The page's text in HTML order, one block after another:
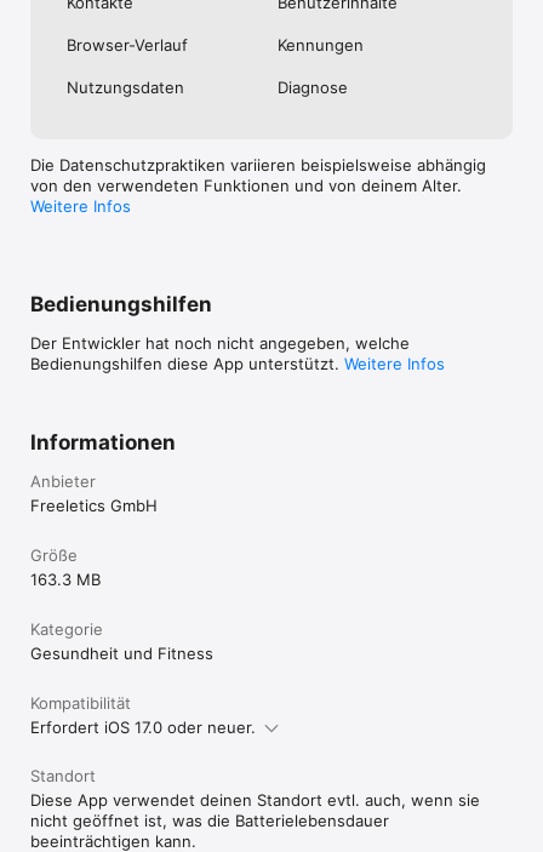
Browser-Verlauf Kennungen
Nutzungs­daten Diagnose
Die Datenschutzpraktiken variieren beispielsweise abhängig
von den verwendeten Funktionen und von deinem Alter.
Weitere Infos
Bedienungshilfen
Der Entwickler hat noch nicht angegeben, welche
Bedienungshilfen diese App unterstützt. Weitere Infos
Informationen
Anbieter
Freeletics GmbH
Größe
163.3 MB
Kategorie
Gesundheit und Fitness
Kompatibilität
Erfordert iOS 17.0 oder neuer.
Standort
Diese App verwendet deinen Standort evtl. auch, wenn sie
nicht geöffnet ist, was die Batterielebensdauer
beeinträchtigen kann.